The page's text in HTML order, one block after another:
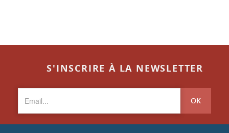
S'INSCRIRE À LA NEWSLETTER
OK